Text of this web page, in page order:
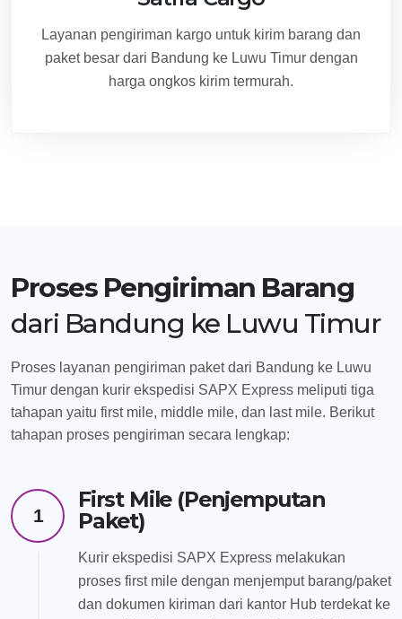
Layanan pengiriman kargo untuk kirim barang dan
paket besar dari Bandung ke Luwu Timur dengan
harga ongkos kirim termurah.
Proses Pengiriman Barang
dari Bandung ke Luwu Timur
Proses layanan pengiriman paket dari Bandung ke Luwu
Timur dengan kurir ekspedisi SAPX Express meliputi tiga
tahapan yaitu first mile, middle mile, dan last mile. Berikut
tahapan proses pengiriman secara lengkap:
1
First Mile (Penjemputan
Paket)
Kurir ekspedisi SAPX Express melakukan
proses first mile dengan menjemput barang/paket
dan dokumen kiriman dari kantor Hub terdekat ke